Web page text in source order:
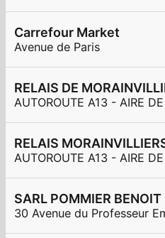
Carrefour Market
Avenue de Paris
RELAIS
SARL POMMIER BENOIT